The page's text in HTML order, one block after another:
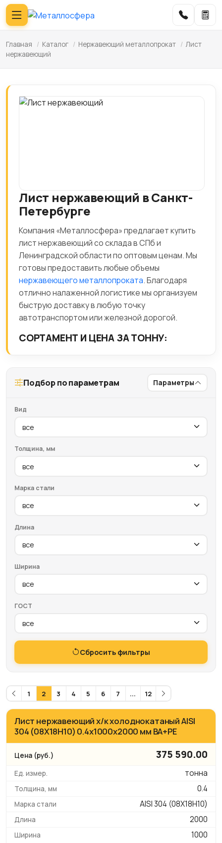
Главная / Каталог / Нержавеющий металлопрокат / Лист
нержавеющий
Лист нержавеющий в Санкт-
Петербурге
Компания «Металлосфера» предлагает купить
лист нержавеющий со склада в СПб и
Ленинградской области по оптовым ценам. Мы
готовы предоставить любые объемы
нержавеющего металлопроката. Благодаря
отлично налаженной логистике мы организуем
быструю доставку в любую точку
автотранспортом или железной дорогой.
СОРТАМЕНТ И ЦЕНА ЗА ТОННУ:
Подбор по параметрам Параметры
Вид
Толщина, мм
Марка стали
Длина
Ширина
ГОСТ
Сбросить фильтры
1 2 3 4 5 6 7 ... 12
Лист нержавеющий х/к холоднокатаный AISI
304 (08Х18Н10) 0.4х1000х2000 мм BA+PE
375 590.00
тонна
0.4
AISI 304 (08Х18Н10)
2000
1000